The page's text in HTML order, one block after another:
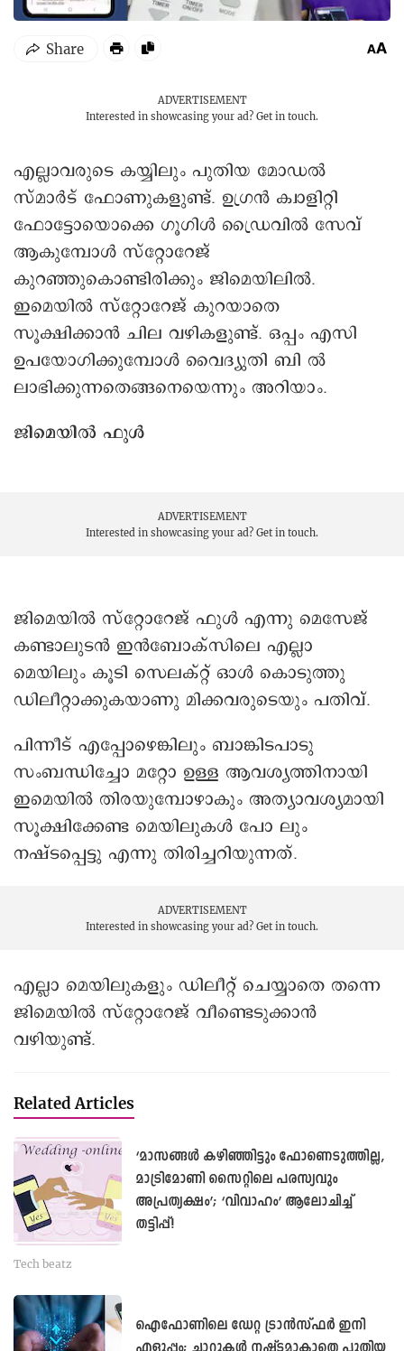
ADVERTISEMENT
Interested in showcasing your ad? Get in touch.
എല്ലാവരുടെ കയ്യിലും പുതിയ മോഡൽ
സ്മാർട് ഫോണുകളുണ്ട്. ഉഗ്രൻ ക്വാളിറ്റി
ഫോട്ടോയൊക്കെ ഗൂഗിൾ ഡ്രൈവിൽ സേവ്
ആകുമ്പോൾ സ്റ്റോറേജ്
കുറഞ്ഞുകൊണ്ടിരിക്കും ജിമെയിലിൽ.
ഇമെയിൽ സ്റ്റോറേജ് കുറയാതെ
സൂക്ഷിക്കാൻ ചില വഴികളുണ്ട്. ഒപ്പം എസി
ഉപയോഗിക്കുമ്പോൾ വൈദ്യുതി ബി ൽ
ലാഭിക്കുന്നതെങ്ങനെയെന്നും അറിയാം.
ജിമെയിൽ ഫുൾ
ADVERTISEMENT
Interested in showcasing your ad? Get in touch.
ജിമെയില്‍ സ്റ്റോറേജ് ഫുള്‍ എന്നു മെസേജ്
കണ്ടാലുടൻ ഇന്‍ബോക്സിലെ എല്ലാ
മെയിലും കൂടി സെലക്റ്റ് ഓള്‍ കൊടുത്തു
ഡിലീറ്റാക്കുകയാണു മിക്കവരുടെയും പതിവ്.
പിന്നീട് എപ്പോഴെങ്കിലും ബാങ്കിടപാടു
സംബന്ധിച്ചോ മറ്റോ ഉള്ള ആവശ്യത്തിനായി
ഇമെയിൽ തിരയുമ്പോഴാകും അത്യാവശ്യമായി
സൂക്ഷിക്കേണ്ട മെയിലുകള്‍ പോ ലും
നഷ്ടപ്പെട്ടു എന്നു തിരിച്ചറിയുന്നത്.
ADVERTISEMENT
Interested in showcasing your ad? Get in touch.
എല്ലാ മെയിലുകളും ഡിലീറ്റ് ചെയ്യാതെ തന്നെ
ജിമെയില്‍ സ്റ്റോറേജ് വീണ്ടെടുക്കാന്‍
വഴിയുണ്ട്.
Related Articles
‘മാസങ്ങള്‍ കഴിഞ്ഞിട്ടും ഫോണെടുത്തില്ല,
മാട്രിമോണി സൈറ്റിലെ പരസ്യവും
അപ്രത്യക്ഷം’; ‘വിവാഹം’ ആലോചിച്ച്
തട്ടിപ്പ്!
Tech beatz
ഐഫോണിലെ ഡേറ്റ ട്രാൻസ്ഫർ ഇനി